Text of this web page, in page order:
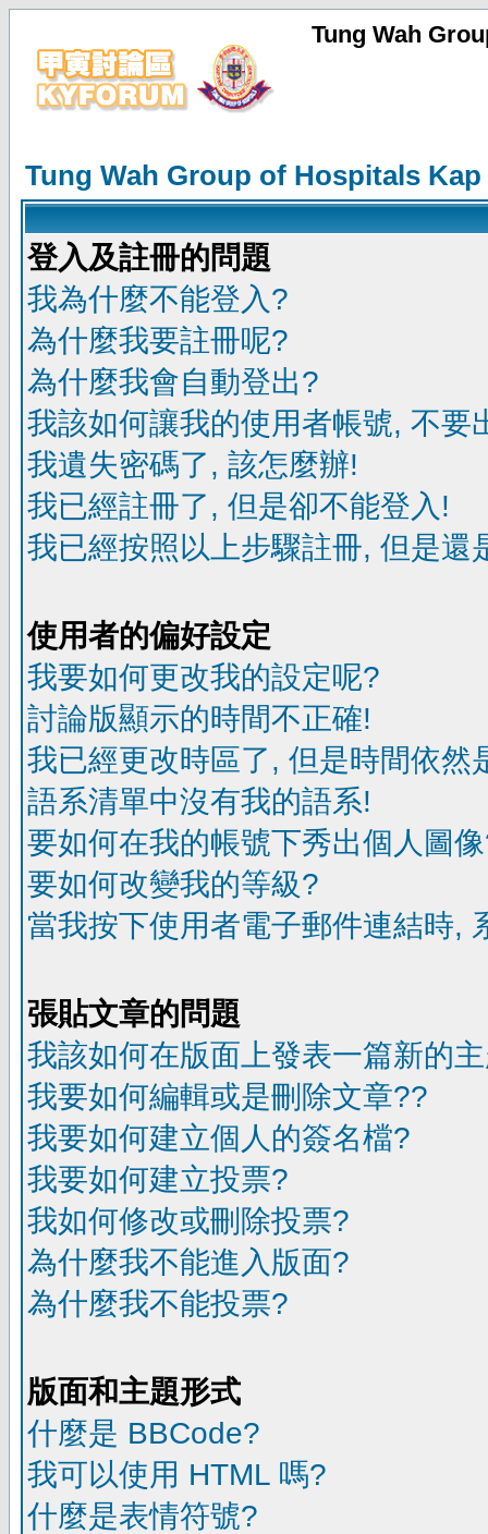
Tung Wah
Tung Wah Group of Hospitals
登入及註冊的問題
我為什麼不能登入?
為什麼我要註冊呢?
為什麼我會自動登出?
我該如何讓我的使用者帳號, 不要
我遺失密碼了, 該怎麼辦!
我已經註冊了, 但是卻不能登入!
我已經按照以上步驟註冊, 但是還
使用者的偏好設定
我要如何更改我的設定呢?
討論版顯示的時間不正確!
我已經更改時區了, 但是時間依然
語系清單中沒有我的語系!
要如何在我的帳號下秀出個人圖
要如何改變我的等級?
當我按下使用者電子郵件連結時,
張貼文章的問題
我該如何在版面上發表一篇新的
我要如何編輯或是刪除文章??
我要如何建立個人的簽名檔?
我要如何建立投票?
我如何修改或刪除投票?
為什麼我不能進入版面?
為什麼我不能投票?
版面和主題形式
什麼是 BBCode?
我可以使用 HTML 嗎?
什麼是表情符號?